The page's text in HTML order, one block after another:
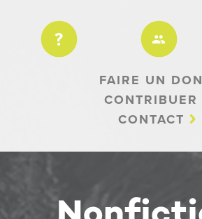
FAIRE UN DON
CONTRIBUER
CONTACT